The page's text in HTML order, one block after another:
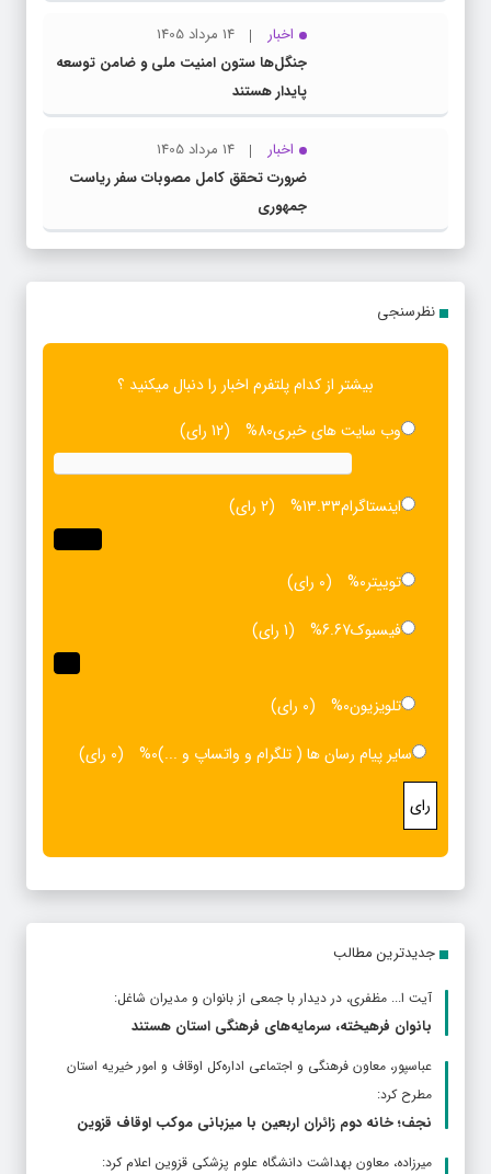
اخبار
14 مرداد 1405
جنگل‌ها ستون امنیت ملی و ضامن توسعه
پایدار هستند
اخبار
14 مرداد 1405
ضرورت تحقق کامل مصوبات سفر ریاست‌
جمهوری
نظرسنجی
بیشتر از کدام پلتفرم اخبار را دنبال میکنید ؟
وب سایت های خبری80% (12 رای)
اینستاگرام13.33% (2 رای)
توییتر0%
(0 رای)
فیسبوک6.67% (1 رای)
تلویزیون0%
(0 رای)
سایر پیام رسان ها ( تلگرام و واتساپ و ...)0% (0 رای)
رای
جدیدترین مطالب
آیت ا... مظفری، در دیدار با جمعی از بانوان و مدیران شاغل:
بانوان فرهیخته، سرمایه‌های فرهنگی استان هستند
عباسپور، معاون فرهنگی و اجتماعی اداره‌کل اوقاف و امور خیریه استان
مطرح كرد:
نجف؛ خانه دوم زائران اربعین با میزبانی موکب اوقاف قزوین
ميرزاده، معاون بهداشت دانشگاه علوم پزشکی قزوین اعلام کرد: